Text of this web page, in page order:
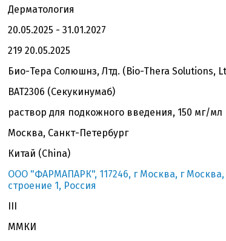
Дерматология
20.05.2025 - 31.01.2027
219 20.05.2025
Био-Тера Солюшнз, Лтд. (Bio-Thera Solutions,
BAT2306 (Секукинумаб)
раствор для подкожного введения, 150 мг/мл
Москва, Санкт-Петербург
Китай (China)
OOO "ФАРМАПАРК", 117246, г Москва, г
строение 1, Россия
III
ММКИ